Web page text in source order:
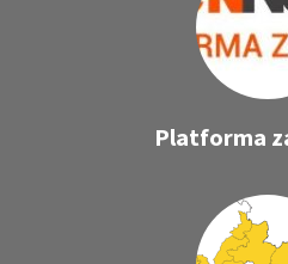
Platforma